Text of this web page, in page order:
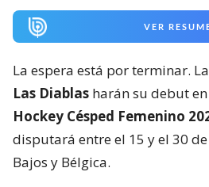
VER
La espera está por terminar.
Las Diablas harán su debut
Hockey Césped Femenino
disputará entre el 15 y el 30
Bajos y Bélgica.